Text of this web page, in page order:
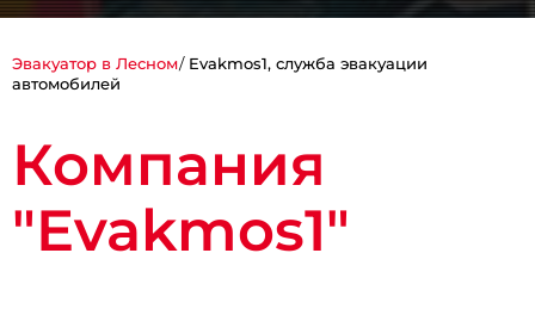
Эвакуатор в Лесном
Evakmos1, служба эвакуации
автомобилей
Компания
"Evakmos1"